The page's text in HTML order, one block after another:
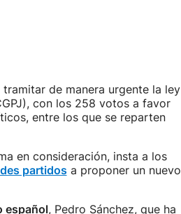
de manera urgente la ley
con los 258 votos a favor
entre los que se reparten
en consideración, insta a los
partidosa proponer un nuevo
español, Pedro Sánchez, que ha